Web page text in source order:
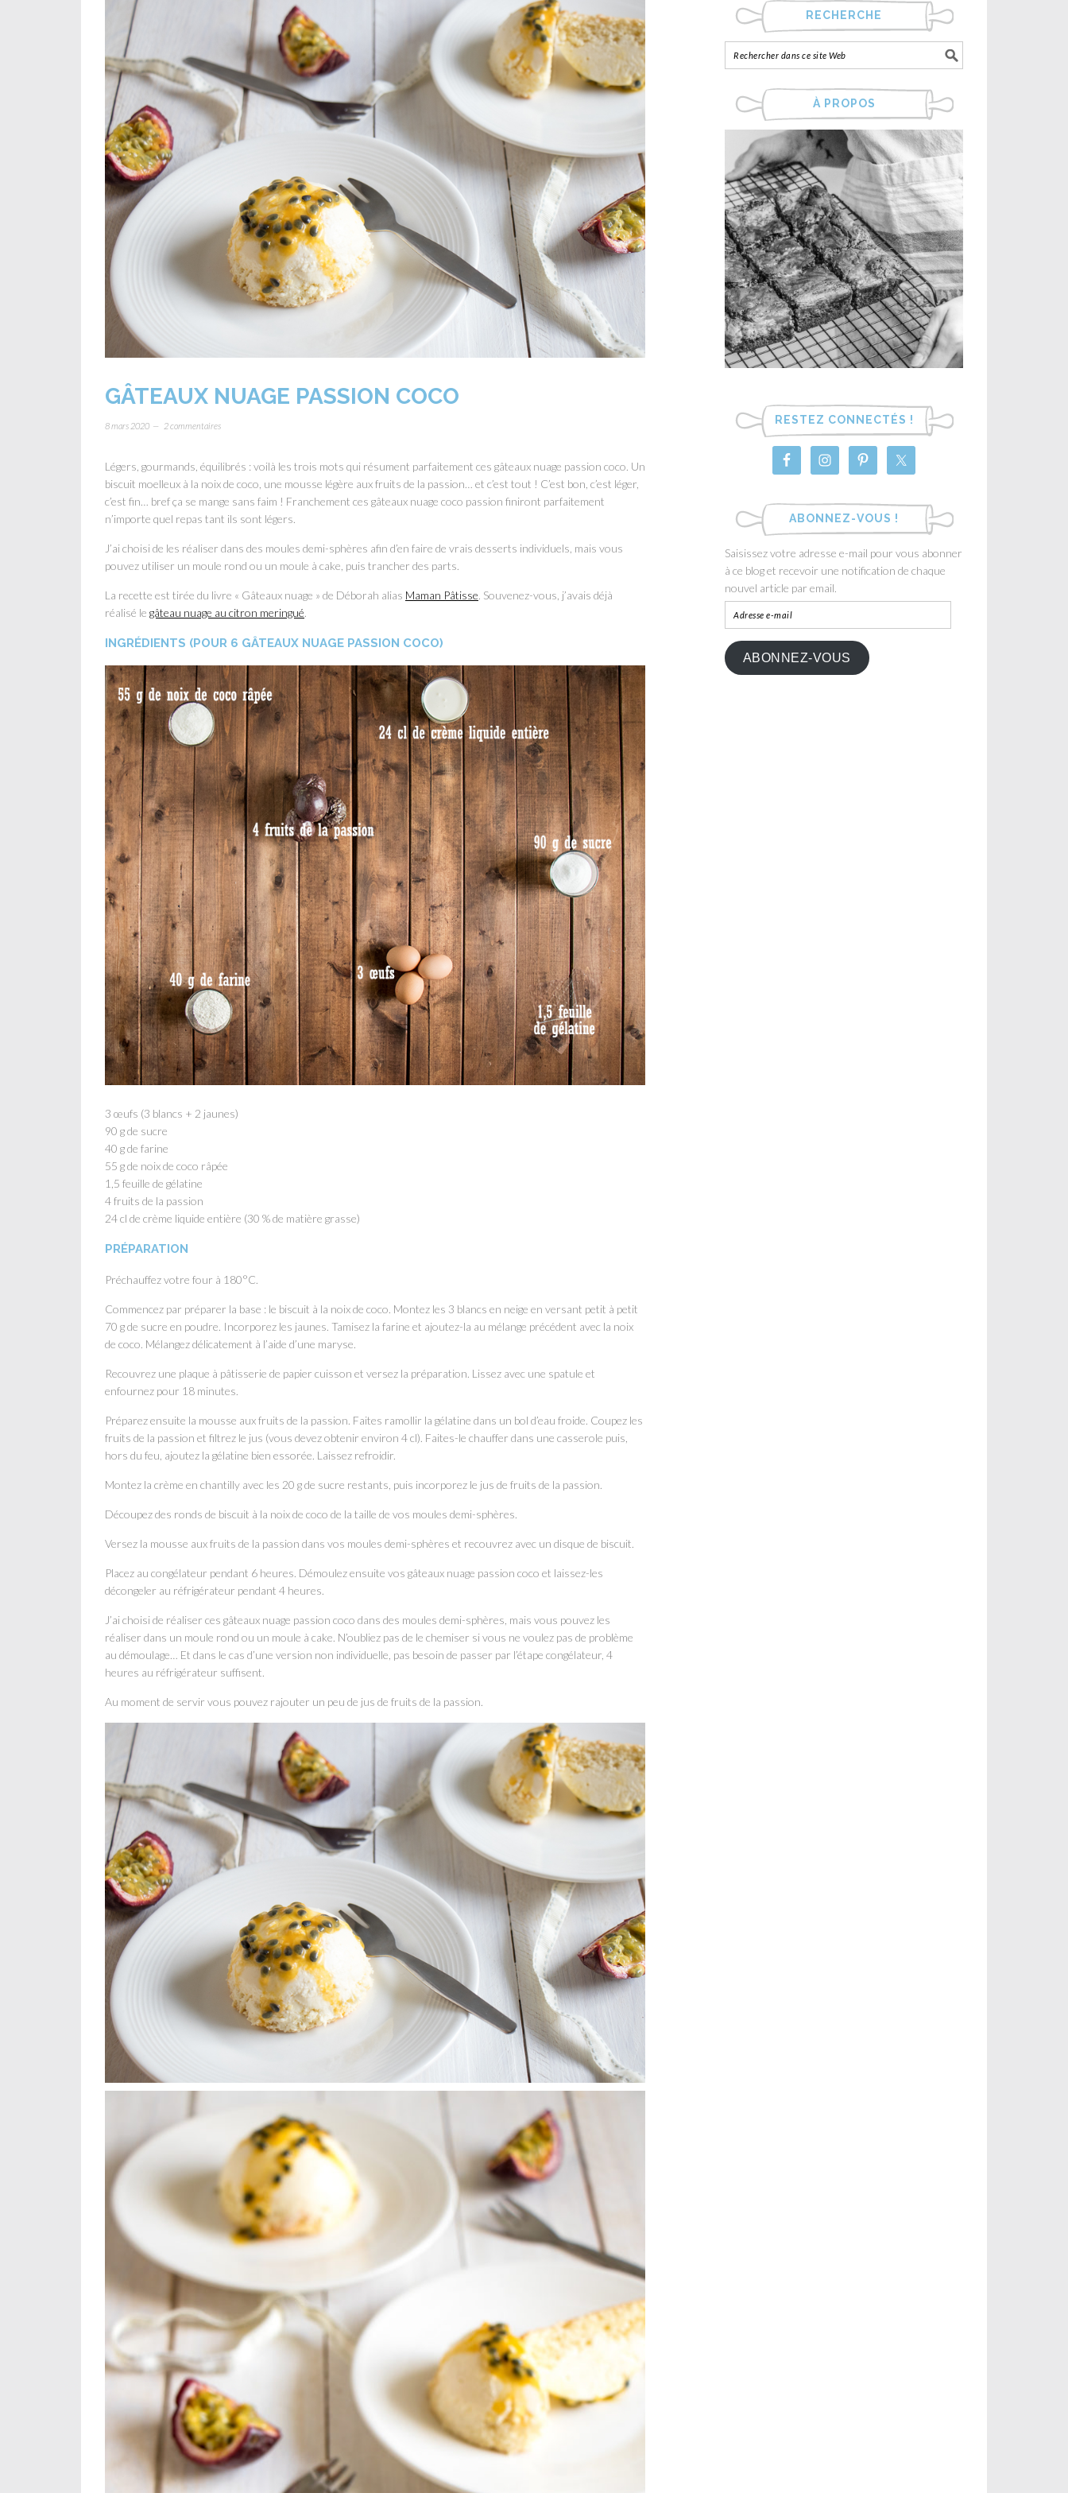
GÂTEAUX NUAGE PASSION COCO
8 mars 2020 2 commentaires
Légers, gourmands, équilibrés : voilà les trois mots qui résument parfaitement ces gâteaux nuage passion coco. Un
biscuit moelleux à la noix de coco, une mousse légère aux fruits de la passion… et c’est tout ! C’est bon, c’est léger,
c’est fin… bref ça se mange sans faim ! Franchement ces gâteaux nuage coco passion finiront parfaitement
n’importe quel repas tant ils sont légers.
J’ai choisi de les réaliser dans des moules demi-sphères afin d’en faire de vrais desserts individuels, mais vous
pouvez utiliser un moule rond ou un moule à cake, puis trancher des parts.
La recette est tirée du livre « Gâteaux nuage » de Déborah alias Maman Pâtisse. Souvenez-vous, j’avais déjà
réalisé le gâteau nuage au citron meringué.
INGRÉDIENTS (POUR 6 GÂTEAUX NUAGE PASSION COCO)
3 œufs (3 blancs + 2 jaunes)
90 g de sucre
40 g de farine
55 g de noix de coco râpée
1,5 feuille de gélatine
4 fruits de la passion
24 cl de crème liquide entière (30 % de matière grasse)
PRÉPARATION
Préchauffez votre four à 180°C.
Commencez par préparer la base : le biscuit à la noix de coco. Montez les 3 blancs en neige en versant petit à petit
70 g de sucre en poudre. Incorporez les jaunes. Tamisez la farine et ajoutez-la au mélange précédent avec la noix
de coco. Mélangez délicatement à l’aide d’une maryse.
Recouvrez une plaque à pâtisserie de papier cuisson et versez la préparation. Lissez avec une spatule et
enfournez pour 18 minutes.
Préparez ensuite la mousse aux fruits de la passion. Faites ramollir la gélatine dans un bol d’eau froide. Coupez les
fruits de la passion et filtrez le jus (vous devez obtenir environ 4 cl). Faites-le chauffer dans une casserole puis,
hors du feu, ajoutez la gélatine bien essorée. Laissez refroidir.
Montez la crème en chantilly avec les 20 g de sucre restants, puis incorporez le jus de fruits de la passion.
Découpez des ronds de biscuit à la noix de coco de la taille de vos moules demi-sphères.
Versez la mousse aux fruits de la passion dans vos moules demi-sphères et recouvrez avec un disque de biscuit.
Placez au congélateur pendant 6 heures. Démoulez ensuite vos gâteaux nuage passion coco et laissez-les
décongeler au réfrigérateur pendant 4 heures.
J’ai choisi de réaliser ces gâteaux nuage passion coco dans des moules demi-sphères, mais vous pouvez les
réaliser dans un moule rond ou un moule à cake. N’oubliez pas de le chemiser si vous ne voulez pas de problème
au démoulage… Et dans le cas d’une version non individuelle, pas besoin de passer par l’étape congélateur, 4
heures au réfrigérateur suffisent.
Au moment de servir vous pouvez rajouter un peu de jus de fruits de la passion.
RECHERCHE
À PROPOS
RESTEZ CONNECTÉS !
ABONNEZ-VOUS !
Saisissez votre adresse e-mail pour vous abonner
à ce blog et recevoir une notification de chaque
nouvel article par email.
ABONNEZ-VOUS